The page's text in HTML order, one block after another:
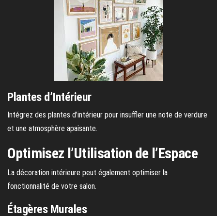
Plantes d’Intérieur
Intégrez des plantes d’intérieur pour insuffler une note de verdure
et une atmosphère apaisante.
Optimisez l’Utilisation de l’Espace
La décoration intérieure peut également optimiser la
fonctionnalité de votre salon.
Étagères Murales